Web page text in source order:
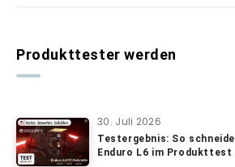
Produkttester werden
30. Juli 2026
Testergebnis: So
Enduro L6 im Produkttest